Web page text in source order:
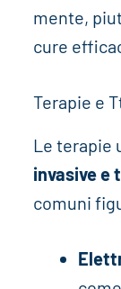
mente,
cure
Terapie e
Le terapie
invasive e
comuni